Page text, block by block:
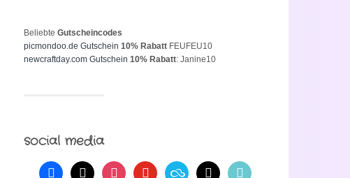
Beliebte Gutscheincodes
picmondoo.de Gutschein 10% RabattFEUFEU10
newcraftday.com Gutschein 10% Rabatt: Janine10
social media